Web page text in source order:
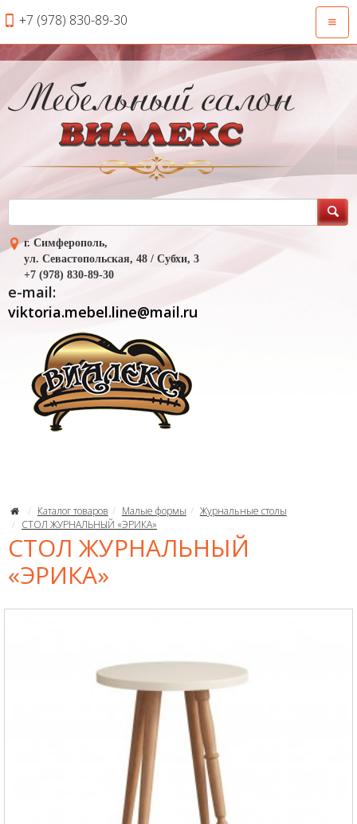
+7 (978) 830-89-30
г. Симферополь,
ул. Севастопольская, 48 / Субхи, 3
+7 (978) 830-89-30
e-mail:
viktoria.mebel.line@mail.ru
Каталог товаров Малые формы
Журнальные столы
СТОЛ ЖУРНАЛЬНЫЙ «ЭРИКА»
СТОЛ ЖУРНАЛЬНЫЙ
«ЭРИКА»